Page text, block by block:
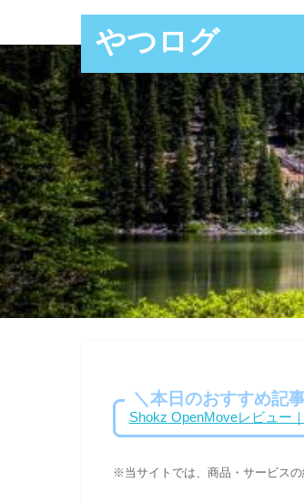
やつログ
＼本日のおすすめ記
Shokz OpenMoveレビュー
※当サイトでは、商品・サービスの